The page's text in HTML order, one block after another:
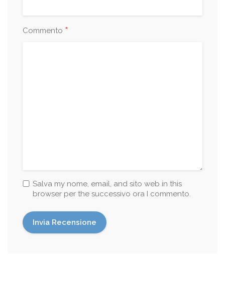
Commento *
Salva my nome, email, and sito web in this
browser per the successivo ora I commento.